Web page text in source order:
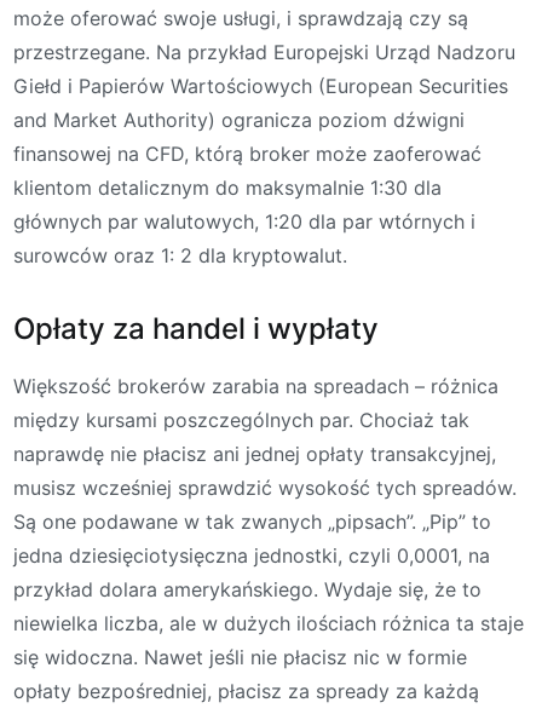
może oferować swoje usługi, i sprawdzają czy są
przestrzegane. Na przykład Europejski Urząd Nadzoru
Giełd i Papierów Wartościowych (European Securities
and Market Authority) ogranicza poziom dźwigni
finansowej na CFD, którą broker może zaoferować
klientom detalicznym do maksymalnie 1:30 dla
głównych par walutowych, 1:20 dla par wtórnych i
surowców oraz 1: 2 dla kryptowalut.
Opłaty za handel i wypłaty
Większość brokerów zarabia na spreadach – różnica
między kursami poszczególnych par. Chociaż tak
naprawdę nie płacisz ani jednej opłaty transakcyjnej,
musisz wcześniej sprawdzić wysokość tych spreadów.
Są one podawane w tak zwanych „pipsach”. „Pip” to
jedna dziesięciotysięczna jednostki, czyli 0,0001, na
przykład dolara amerykańskiego. Wydaje się, że to
niewielka liczba, ale w dużych ilościach różnica ta staje
się widoczna. Nawet jeśli nie płacisz nic w formie
opłaty bezpośredniej, płacisz za spready za każdą